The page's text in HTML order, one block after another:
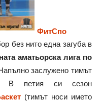
ФитСпо
без нито една загуба в
аматьорска лига по
заслужено тимът
В петия си сезон
(тимът носи името